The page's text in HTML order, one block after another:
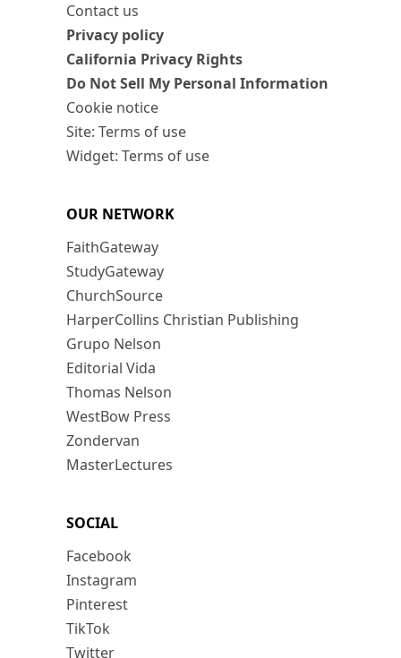
Contact us
Privacy policy
California Privacy Rights
Do Not Sell My Personal Information
Cookie notice
Site: Terms of use
Widget: Terms of use
OUR NETWORK
FaithGateway
StudyGateway
ChurchSource
HarperCollins Christian Publishing
Grupo Nelson
Editorial Vida
Thomas Nelson
WestBow Press
Zondervan
MasterLectures
SOCIAL
Facebook
Instagram
Pinterest
TikTok
Twitter